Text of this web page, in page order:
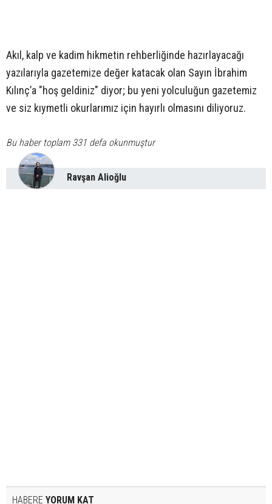
Akıl, kalp ve kadim hikmetin rehberliğinde hazırlayacağı
yazılarıyla gazetemize değer katacak olan Sayın İbrahim
Kılınç’a "hoş geldiniz" diyor; bu yeni yolculuğun gazetemiz
ve siz kıymetli okurlarımız için hayırlı olmasını diliyoruz.
Bu haber toplam 331 defa okunmuştur
Ravşan Alioğlu
HABERE YORUM KAT